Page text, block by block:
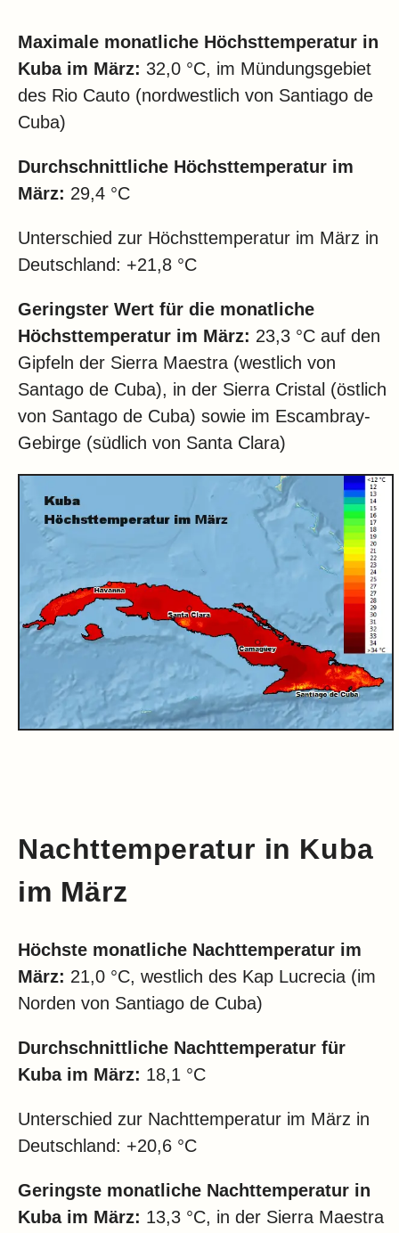
Maximale monatliche Höchsttemperatur in
Kuba im März: 32,0 °C, im Mündungsgebiet
des Rio Cauto (nordwestlich von Santiago de
Cuba)
Durchschnittliche Höchsttemperatur im
März: 29,4 °C
Unterschied zur Höchsttemperatur im März in
Deutschland: +21,8 °C
Geringster Wert für die monatliche
Höchsttemperatur im März: 23,3 °C auf den
Gipfeln der Sierra Maestra (westlich von
Santago de Cuba), in der Sierra Cristal (östlich
von Santago de Cuba) sowie im Escambray-
Gebirge (südlich von Santa Clara)
Nachttemperatur in Kuba
im März
Höchste monatliche Nachttemperatur im
März: 21,0 °C, westlich des Kap Lucrecia (im
Norden von Santiago de Cuba)
Durchschnittliche Nachttemperatur für
Kuba im März: 18,1 °C
Unterschied zur Nachttemperatur im März in
Deutschland: +20,6 °C
Geringste monatliche Nachttemperatur in
Kuba im März: 13,3 °C, in der Sierra Maestra